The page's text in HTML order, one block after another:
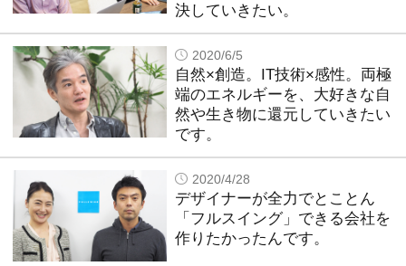
決していきたい。
2020/6/5
自然×創造。IT技術×感性。両極
端のエネルギーを、大好きな自
然や生き物に還元していきたい
です。
2020/4/28
デザイナーが全力でとことん
「フルスイング」できる会社を
作りたかったんです。